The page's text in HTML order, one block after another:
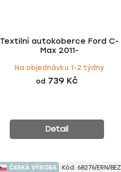
Textilní autokoberce Ford C-
Max 2011-
Na objednávku 1-2 týdny
od 739 Kč
Detail
ČESKÁ VÝROBA Kód: 68276/ERN/BEZ